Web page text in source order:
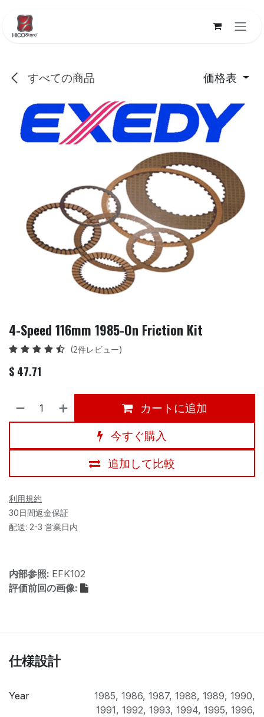
すべての商品 価格表
4-Speed 116mm 1985-On Friction Kit
(2件レビュー)
$ 47.71
カートに追加
今すぐ購入
追加して比較
利用規約
30日間返金保証
配送: 2-3 営業日内
内部参照: EFK102
評価前回の画像:
仕様設計
Year 1985, 1986, 1987, 1988, 1989, 1990,
1991, 1992, 1993, 1994, 1995, 1996,